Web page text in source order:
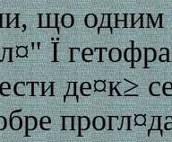
що одним
Ї
де¤к≥